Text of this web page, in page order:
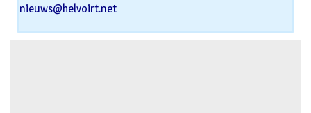
nieuws@helvoirt.net